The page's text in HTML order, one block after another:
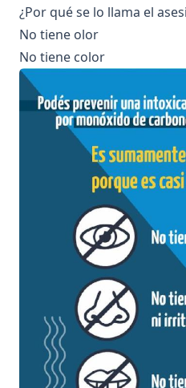
¿Por qué se lo llama el
No tiene olor
No tiene color